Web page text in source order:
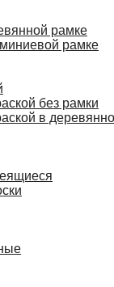
рамке
рамке
без рамки
в